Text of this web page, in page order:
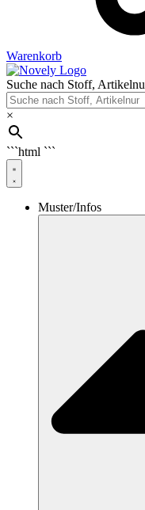
Warenkorb
Suche nach Stoff,
×
```html ```
Muster/Infos